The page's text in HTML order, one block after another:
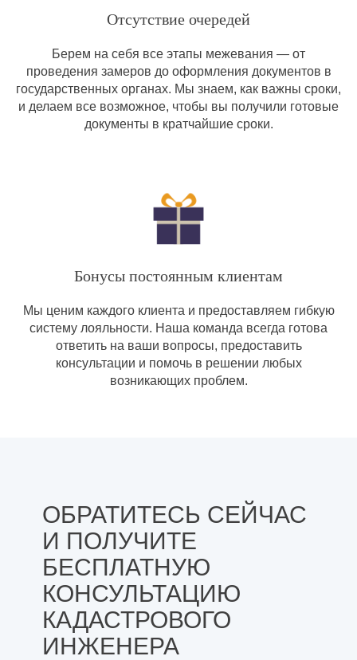
Отсутствие очередей
Берем на себя все этапы межевания — от
проведения замеров до оформления документов в
государственных органах. Мы знаем, как важны сроки,
и делаем все возможное, чтобы вы получили готовые
документы в кратчайшие сроки.
Бонусы постоянным клиентам
Мы ценим каждого клиента и предоставляем гибкую
систему лояльности. Наша команда всегда готова
ответить на ваши вопросы, предоставить
консультации и помочь в решении любых
возникающих проблем.
ОБРАТИТЕСЬ СЕЙЧАС
И ПОЛУЧИТЕ
БЕСПЛАТНУЮ
КОНСУЛЬТАЦИЮ
КАДАСТРОВОГО
ИНЖЕНЕРА